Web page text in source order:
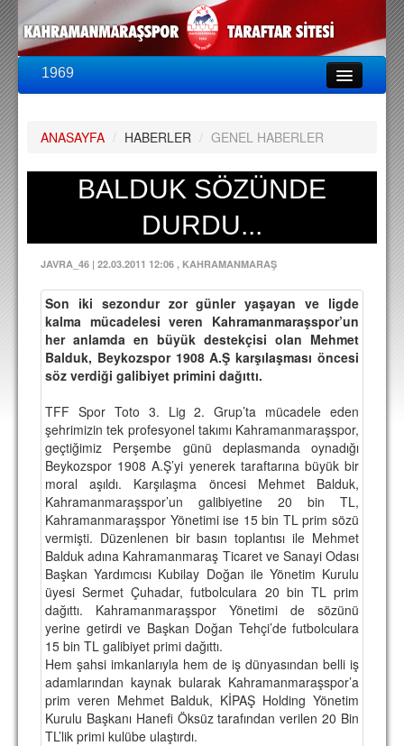
1969
PUAN DURUMU
FİKSTÜR
A TAKIM KADROSU
TEKNİK KADRO
TRANSFERLER
TARAFTAR
BİLETLER
DEPLASMAN
LİSANSLI ÜRÜNLER
MULTİMEDYA
FOTOĞRAF & VİDEOLAR
MARŞ & TEZAHÜRATLAR
KULÜP
AMBLEM
SPOR TESİSLERİ
YÖNETİM KURULU
PERSONEL
ANASAYFA / HABERLER / GENEL HABERLER
BALDUK SÖZÜNDE
DURDU...
JAVRA_46 | 22.03.2011 12:06 , KAHRAMANMARAŞ
Son iki sezondur zor günler yaşayan ve ligde
kalma mücadelesi veren Kahramanmaraşspor’un
her anlamda en büyük destekçisi olan Mehmet
Balduk, Beykozspor 1908 A.Ş karşılaşması öncesi
söz verdiği galibiyet primini dağıttı.
TFF Spor Toto 3. Lig 2. Grup’ta mücadele eden
şehrimizin tek profesyonel takımı Kahramanmaraşspor,
geçtiğimiz Perşembe günü deplasmanda oynadığı
Beykozspor 1908 A.Ş’yi yenerek taraftarına büyük bir
moral aşıldı. Karşılaşma öncesi Mehmet Balduk,
Kahramanmaraşspor’un galibiyetine 20 bin TL,
Kahramanmaraşspor Yönetimi ise 15 bin TL prim sözü
vermişti. Düzenlenen bir basın toplantısı ile Mehmet
Balduk adına Kahramanmaraş Ticaret ve Sanayi Odası
Başkan Yardımcısı Kubilay Doğan ile Yönetim Kurulu
üyesi Sermet Çuhadar, futbolculara 20 bin TL prim
dağıttı. Kahramanmaraşspor Yönetimi de sözünü
yerine getirdi ve Başkan Doğan Tehçi’de futbolculara
15 bin TL galibiyet primi dağıttı.
Hem şahsi imkanlarıyla hem de iş dünyasından belli iş
adamlarından kaynak bularak Kahramanmaraşspor’a
prim veren Mehmet Balduk, KİPAŞ Holding Yönetim
Kurulu Başkanı Hanefi Öksüz tarafından verilen 20 Bin
TL’lik primi kulübe ulaştırdı.